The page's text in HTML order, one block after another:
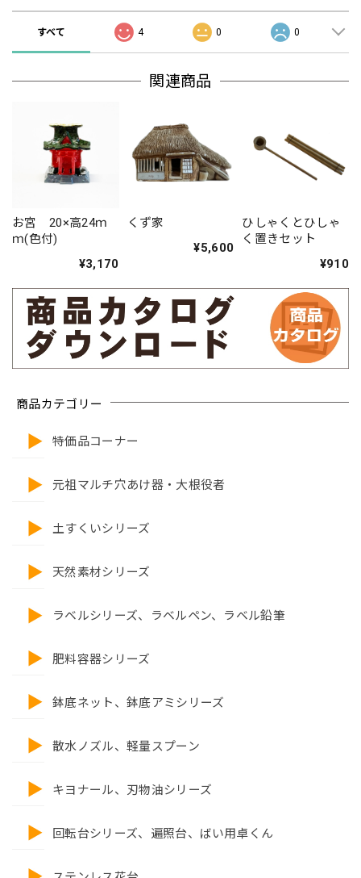
商品カテゴリー
特価品コーナー
元祖マルチ穴あけ器・大根役者
土すくいシリーズ
天然素材シリーズ
ラベルシリーズ、ラベルペン、ラベル鉛筆
肥料容器シリーズ
鉢底ネット、鉢底アミシリーズ
散水ノズル、軽量スプーン
キヨナール、刃物油シリーズ
回転台シリーズ、遍照台、ばい用卓くん
すべて 4 0 0
関連商品
お宮 20×高24ｍ
ｍ(色付)
¥3,170
くず家
¥5,600
ひしゃくとひしゃ
く置きセット
¥910